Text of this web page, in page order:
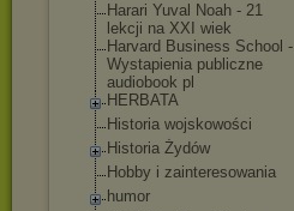
Harari Yuval Noah - 21
lekcji na XXI wiek
Harvard Business School -
Wystapienia publiczne
audiobook pl
HERBATA
Historia wojskowości
Historia Żydów
Hobby i zainteresowania
humor